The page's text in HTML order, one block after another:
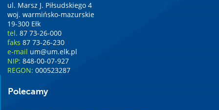
ul. Marsz J. Piłsudskiego 4
woj. warmińsko-mazurskie
19-300 Ełk
tel. 87 73-26-000
faks 87 73-26-230
e-mail um@um.elk.pl
NIP: 848-00-07-927
REGON: 000523287
Polecamy